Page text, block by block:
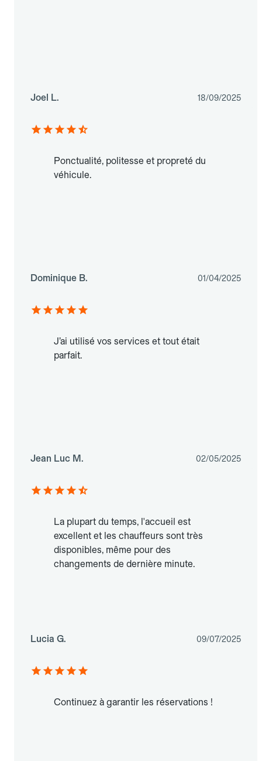
Joel L. 18/09/2025
Ponctualité, politesse et propreté du
véhicule.
Dominique B. 01/04/2025
J’ai utilisé vos services et tout était
parfait.
Jean Luc M. 02/05/2025
La plupart du temps, l'accueil est
excellent et les chauffeurs sont très
disponibles, même pour des
changements de dernière minute.
Lucia G. 09/07/2025
Continuez à garantir les réservations !